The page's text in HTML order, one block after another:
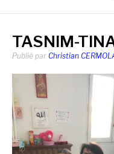
TASNIM-
Publié par Christian